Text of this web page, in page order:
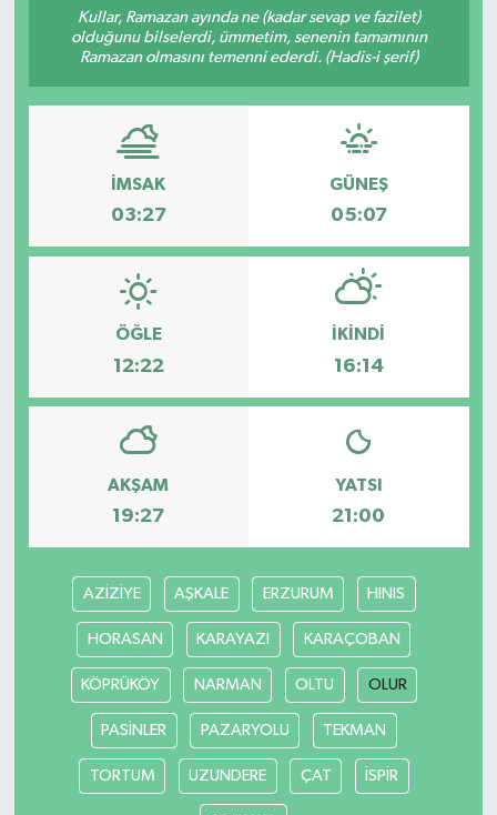
Kullar, Ramazan ayında ne (kadar sevap ve fazilet)
olduğunu bilselerdi, ümmetim, senenin tamamının
Ramazan olmasını temenni ederdi. (Hadis-i şerif)
İMSAK
03:27
GÜNEŞ
05:07
ÖĞLE
12:22
İKINDI
16:14
AKŞAM
19:27
YATSI
21:00
AZİZİYE AŞKALE ERZURUM HINIS
HORASAN KARAYAZI KARAÇOBAN
KÖPRÜKÖY NARMAN OLTU OLUR
PASİNLER PAZARYOLU TEKMAN
TORTUM UZUNDERE ÇAT İSPİR